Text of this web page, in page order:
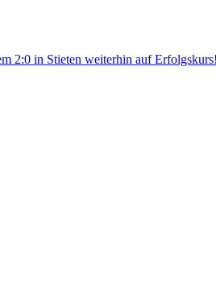
2:0 in Stieten weiterhin auf Erfolgskurs!